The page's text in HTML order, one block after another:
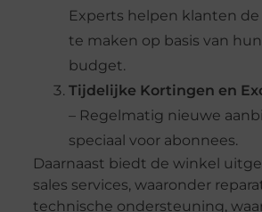
Experts helpen klanten
te maken op basis van
budget.
Tijdelijke Kortingen en
– Regelmatig nieuwe
speciaal voor abonnees.
Daarnaast biedt de winkel
sales services, waaronder
technische ondersteuning,